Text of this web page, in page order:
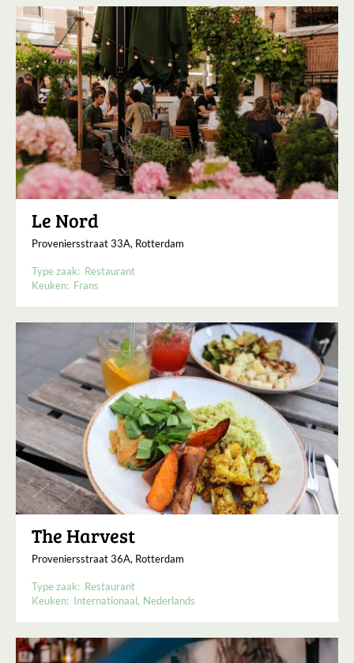
Le Nord
Proveniersstraat 33A, Rotterdam
Type zaak: Restaurant
Keuken: Frans
The Harvest
Proveniersstraat 36A, Rotterdam
Type zaak: Restaurant
Keuken: Internationaal Nederlands